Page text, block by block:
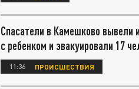
Спасатели в Камешково вывели
с ребенком и эвакуировали 17
11:36 ПРОИСШЕСТВИЯ